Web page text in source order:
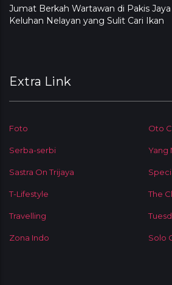
Jumat Berkah Wartawan di Pakis
Keluhan Nelayan yang Sulit Cari Ikan
Extra Link
Foto Oto
Serba-serbi Yang
Sastra On Trijaya
T-Lifestyle The
Travelling
Zona Indo Solo